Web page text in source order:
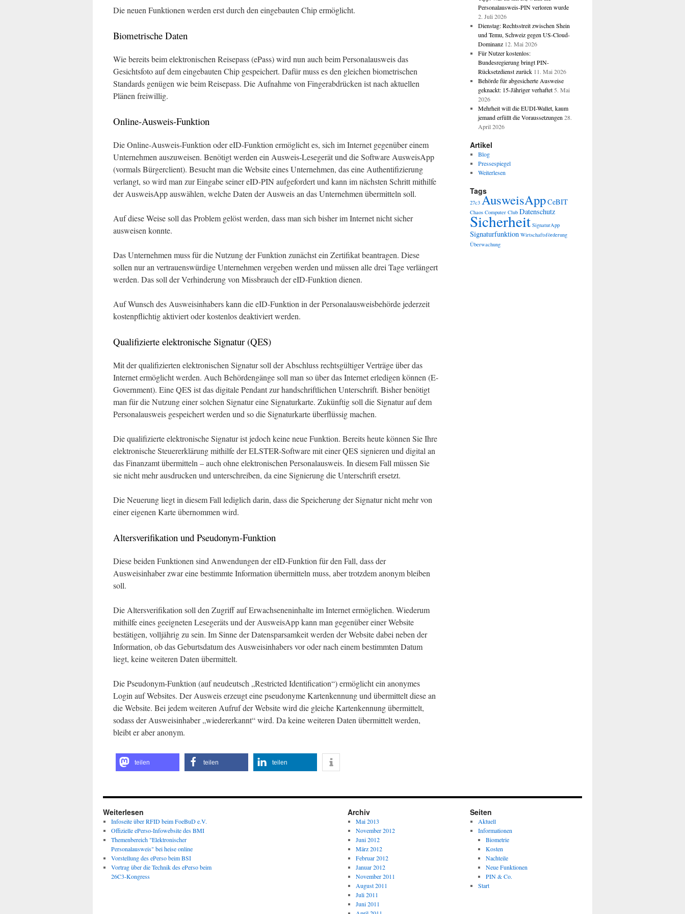
Die neuen Funktionen werden erst durch den eingebauten Chip ermöglicht.
Biometrische Daten
Wie bereits beim elektronischen Reisepass (ePass) wird nun auch beim Personalausweis das
Gesichtsfoto auf dem eingebauten Chip gespeichert. Dafür muss es den gleichen biometrischen
Standards genügen wie beim Reisepass. Die Aufnahme von Fingerabdrücken ist nach aktuellen
Plänen freiwillig.
Online-Ausweis-Funktion
Die Online-Ausweis-Funktion oder eID-Funktion ermöglicht es, sich im Internet gegenüber einem
Unternehmen auszuweisen. Benötigt werden ein Ausweis-Lesegerät und die Software AusweisApp
(vormals Bürgerclient). Besucht man die Website eines Unternehmen, das eine Authentifizierung
verlangt, so wird man zur Eingabe seiner eID-PIN aufgefordert und kann im nächsten Schritt mithilfe
der AusweisApp auswählen, welche Daten der Ausweis an das Unternehmen übermitteln soll.
Auf diese Weise soll das Problem gelöst werden, dass man sich bisher im Internet nicht sicher
ausweisen konnte.
Das Unternehmen muss für die Nutzung der Funktion zunächst ein Zertifikat beantragen. Diese
sollen nur an vertrauenswürdige Unternehmen vergeben werden und müssen alle drei Tage verlängert
werden. Das soll der Verhinderung von Missbrauch der eID-Funktion dienen.
Auf Wunsch des Ausweisinhabers kann die eID-Funktion in der Personalausweisbehörde jederzeit
kostenpflichtig aktiviert oder kostenlos deaktiviert werden.
Qualifizierte elektronische Signatur (QES)
Mit der qualifizierten elektronischen Signatur soll der Abschluss rechtsgültiger Verträge über das
Internet ermöglicht werden. Auch Behördengänge soll man so über das Internet erledigen können (E-
Government). Eine QES ist das digitale Pendant zur handschriftlichen Unterschrift. Bisher benötigt
man für die Nutzung einer solchen Signatur eine Signaturkarte. Zukünftig soll die Signatur auf dem
Personalausweis gespeichert werden und so die Signaturkarte überflüssig machen.
Die qualifizierte elektronische Signatur ist jedoch keine neue Funktion. Bereits heute können Sie Ihre
elektronische Steuererklärung mithilfe der ELSTER-Software mit einer QES signieren und digital an
das Finanzamt übermitteln – auch ohne elektronischen Personalausweis. In diesem Fall müssen Sie
sie nicht mehr ausdrucken und unterschreiben, da eine Signierung die Unterschrift ersetzt.
Die Neuerung liegt in diesem Fall lediglich darin, dass die Speicherung der Signatur nicht mehr von
einer eigenen Karte übernommen wird.
Altersverifikation und Pseudonym-Funktion
Diese beiden Funktionen sind Anwendungen der eID-Funktion für den Fall, dass der
Ausweisinhaber zwar eine bestimmte Information übermitteln muss, aber trotzdem anonym bleiben
soll.
Die Altersverifikation soll den Zugriff auf Erwachseneninhalte im Internet ermöglichen. Wiederum
mithilfe eines geeigneten Lesegeräts und der AusweisApp kann man gegenüber einer Website
bestätigen, volljährig zu sein. Im Sinne der Datensparsamkeit werden der Website dabei neben der
Information, ob das Geburtsdatum des Ausweisinhabers vor oder nach einem bestimmten Datum
liegt, keine weiteren Daten übermittelt.
Die Pseudonym-Funktion (auf neudeutsch „Restricted Identification“) ermöglicht ein anonymes
Login auf Websites. Der Ausweis erzeugt eine pseudonyme Kartenkennung und übermittelt diese an
die Website. Bei jedem weiteren Aufruf der Website wird die gleiche Kartenkennung übermittelt,
sodass der Ausweisinhaber „wiedererkannt“ wird. Da keine weiteren Daten übermittelt werden,
bleibt er aber anonym.
teilen teilen teilen
Personalausweis-PIN verloren wurde
2. Juli 2026
Dienstag: Rechtsstreit zwischen Shein
und Temu, Schweiz gegen US-Cloud-
Dominanz 12. Mai 2026
Für Nutzer kostenlos:
Bundesregierung bringt PIN-
Rücksetzdienst zurück 11. Mai 2026
Behörde für abgesicherte Ausweise
geknackt: 15-Jähriger verhaftet 5. Mai
2026
Mehrheit will die EUDI-Wallet, kaum
jemand erfüllt die Voraussetzungen 28.
April 2026
Artikel
Blog
Pressespiegel
Weiterlesen
Tags
27c3 AusweisAppCeBIT
Chaos Computer Club Datenschutz
Sicherheit SignaturApp
Signaturfunktion Wirtschaftsförderung
Überwachung
Weiterlesen
Infoseite über RFID beim FoeBuD e.V.
Offizielle ePerso-Infowebsite des BMI
Themenbereich "Elektronischer
Personalausweis" bei heise online
Vorstellung des ePerso beim BSI
Vortrag über die Technik des ePerso beim
26C3-Kongress
Archiv
Mai 2013
November 2012
Juni 2012
März 2012
Februar 2012
Januar 2012
November 2011
August 2011
Juli 2011
Juni 2011
Seiten
Aktuell
Informationen
Biometrie
Kosten
Nachteile
Neue Funktionen
PIN & Co.
Start